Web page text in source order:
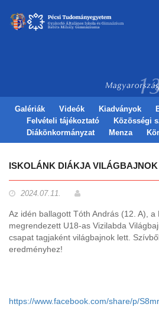
Galériák Videók Kiadványok
Felvételi tájékoztató
Közösségi
Diákönkormányzat
Menza
ISKOLÁNK DIÁKJA
2024.07.11.
Az idén ballagott Tóth András (12. A), a
megrendezett U18-as Vizilabda
csapat tagjaként világbajnok lett.
eredményhez!
https://www.facebook.com/share/p/